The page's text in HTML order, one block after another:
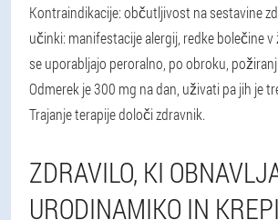
Kontraindikacije: občutljivost na sestavine
učinki: manifestacije alergij, redke bolečine
se uporabljajo peroralno, po obroku,
Odmerek je 300 mg na dan, uživati pa jih je
Trajanje terapije določi zdravnik.
ZDRAVILO, KI
URODINAMIKO IN KREPI